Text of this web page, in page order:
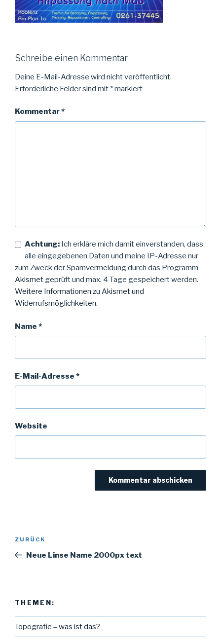
Schreibe einen Kommentar
Deine E-Mail-Adresse wird nicht veröffentlicht.
Erforderliche Felder sind mit *markiert
Kommentar*
Achtung: Ich erkläre mich damit einverstanden, dass
alle eingegebenen Daten und meine IP-Adresse nur
zum Zweck der Spamvermeidung durch das Programm
Akismet geprüft und max. 4 Tage gespeichert werden.
Weitere Informationen zu Akismet und
Widerrufsmöglichkeiten.
Name *
E-Mail-Adresse *
Website
Beitragsnavigation
Vorheriger
Beitrag
ZURÜCK
Neue Linse Name 2000px text
THEMEN:
Topografie – was ist das?